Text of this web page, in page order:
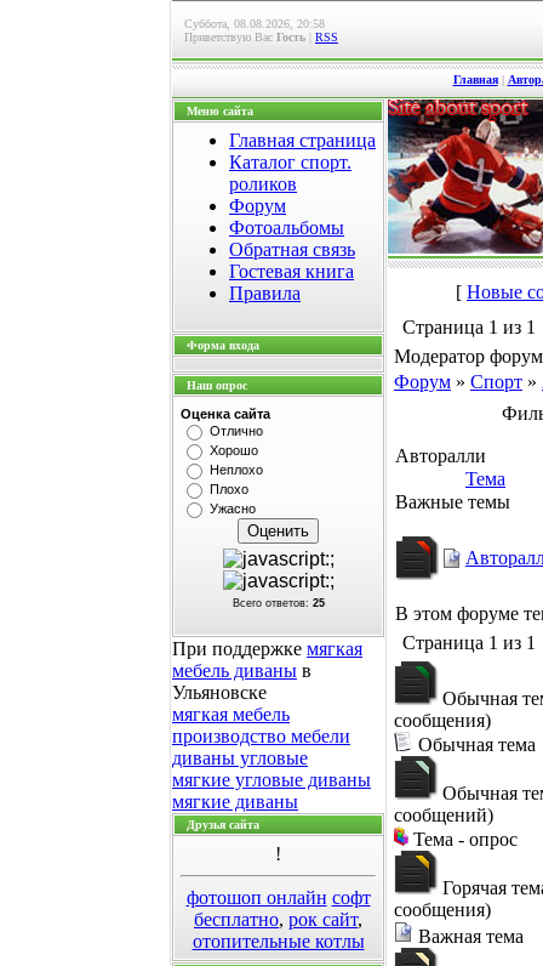
Суббота, 08.08.2026, 20:58
Приветствую Вас Гость | RSS
Главная|
Меню сайта
Главная страница
Каталог спорт.
роликов
Форум
Фотоальбомы
Обратная связь
Гостевая книга
Правила
Форма входа
Наш опрос
Оценка сайта
Отлично
Хорошо
Неплохо
Плохо
Ужасно
Всего ответов: 25
При поддержке мягкая
мебель диваны в
Ульяновске
мягкая мебель
производство мебели
диваны угловые
мягкие угловые диваны
мягкие диваны
Друзья сайта
!
фотошоп онлайн софт
бесплатно, рок сайт,
отопительные котлы
[ Новые
Страница 1 из 1
Модератор
Форум » Спорт »
Авторалли
Тема
Важные темы
В этом форуме
Страница 1 из 1
Обычная
сообщения)
Обычная тема
Обычная
сообщений)
Тема - опрос
Горячая
сообщения)
Важная тема